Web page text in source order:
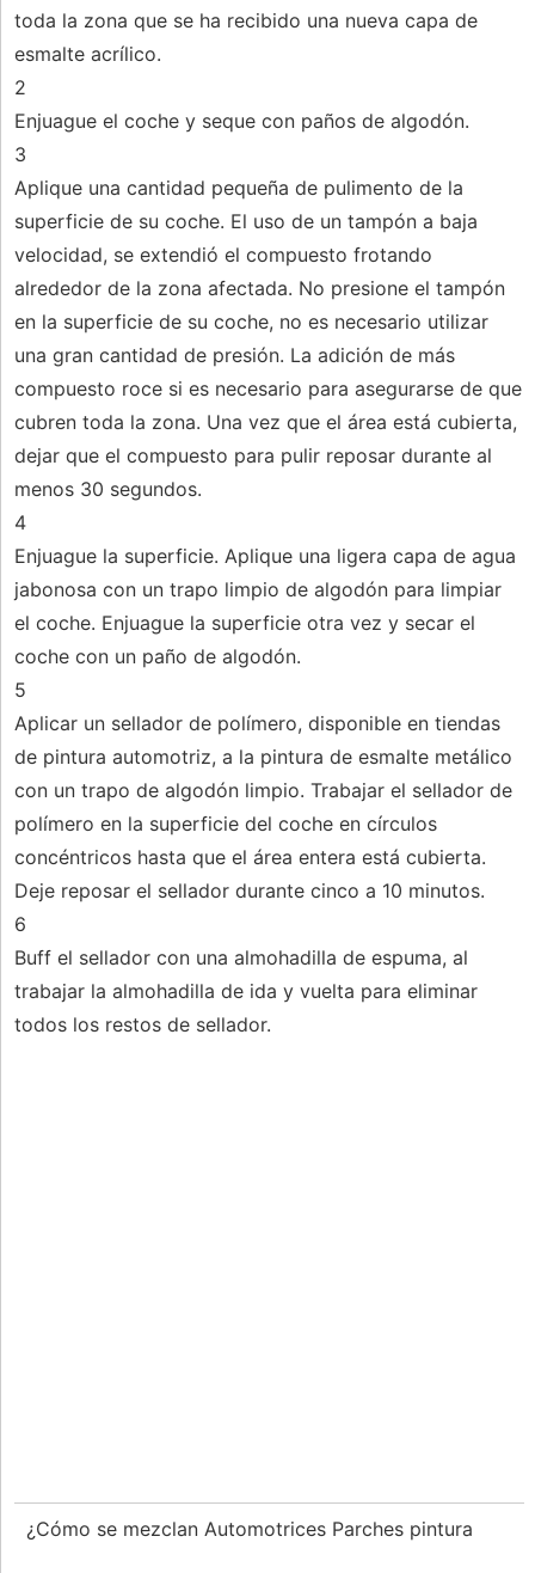
toda la zona que se ha recibido una nueva capa de
esmalte acrílico.
2
Enjuague el coche y seque con paños de algodón.
3
Aplique una cantidad pequeña de pulimento de la
superficie de su coche. El uso de un tampón a baja
velocidad, se extendió el compuesto frotando
alrededor de la zona afectada. No presione el tampón
en la superficie de su coche, no es necesario utilizar
una gran cantidad de presión. La adición de más
compuesto roce si es necesario para asegurarse de que
cubren toda la zona. Una vez que el área está cubierta,
dejar que el compuesto para pulir reposar durante al
menos 30 segundos.
4
Enjuague la superficie. Aplique una ligera capa de agua
jabonosa con un trapo limpio de algodón para limpiar
el coche. Enjuague la superficie otra vez y secar el
coche con un paño de algodón.
5
Aplicar un sellador de polímero, disponible en tiendas
de pintura automotriz, a la pintura de esmalte metálico
con un trapo de algodón limpio. Trabajar el sellador de
polímero en la superficie del coche en círculos
concéntricos hasta que el área entera está cubierta.
Deje reposar el sellador durante cinco a 10 minutos.
6
Buff el sellador con una almohadilla de espuma, al
trabajar la almohadilla de ida y vuelta para eliminar
todos los restos de sellador.
¿Cómo se mezclan Automotrices Parches pintura